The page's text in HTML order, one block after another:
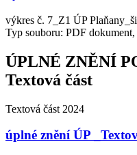
výkres č. 7_Z1 ÚP
Typ souboru: PDF
ÚPLNÉ ZNĚNÍ
Textová část
Textová část 2024
úplné znění ÚP